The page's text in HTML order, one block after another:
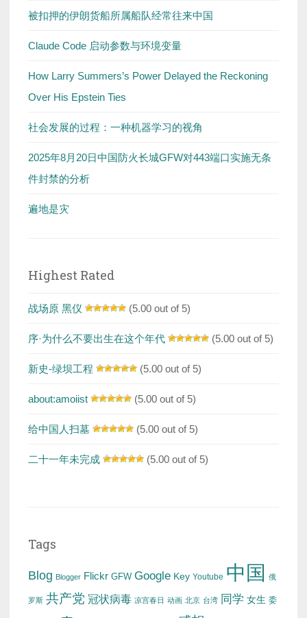
被扣押的伊朗货船所属船队经常往来中国
Claude Code 启动参数与环境变量
How Larry Summers’s Power Delayed the Reckoning
Over His Epstein Ties
社会发展的过程：一种机器学习的视角
2025年8月20日中国防火长城GFW对443端口实施无条
件封禁的分析
遍地是灾
Highest Rated
战场原 黑仪 (5.00 out of 5)
序·为什么不要出生在这个年代 (5.00 out of 5)
新史-绿坝工程 (5.00 out of 5)
about:amoiist (5.00 out of 5)
给中国人扫墓 (5.00 out of 5)
二十一年未完成 (5.00 out of 5)
Tags
Blog Blogger Flickr GFW Google Key Youtube 中国 俄
罗斯 共产党 冠状病毒 凉宫春日 动画 北京 台湾 同学 女生 委